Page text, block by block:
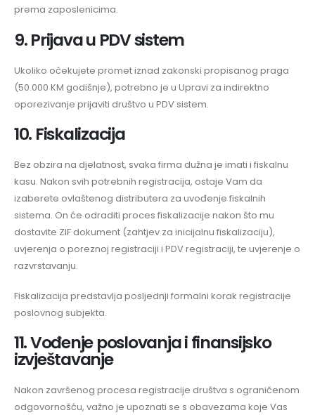
prema zaposlenicima.
9. Prijava u PDV sistem
Ukoliko očekujete promet iznad zakonski propisanog praga
(50.000 KM godišnje), potrebno je u Upravi za indirektno
oporezivanje prijaviti društvo u PDV sistem.
10. Fiskalizacija
Bez obzira na djelatnost, svaka firma dužna je imati i fiskalnu
kasu. Nakon svih potrebnih registracija, ostaje Vam da
izaberete ovlaštenog distributera za uvođenje fiskalnih
sistema. On će odraditi proces fiskalizacije nakon što mu
dostavite ZIF dokument (zahtjev za inicijalnu fiskalizaciju),
uvjerenja o poreznoj registraciji i PDV registraciji, te uvjerenje o
razvrstavanju.
Fiskalizacija predstavlja posljednji formalni korak registracije
poslovnog subjekta.
11. Vođenje poslovanja i finansijsko
izvještavanje
Nakon završenog procesa registracije društva s ograničenom
odgovornošću, važno je upoznati se s obavezama koje Vas